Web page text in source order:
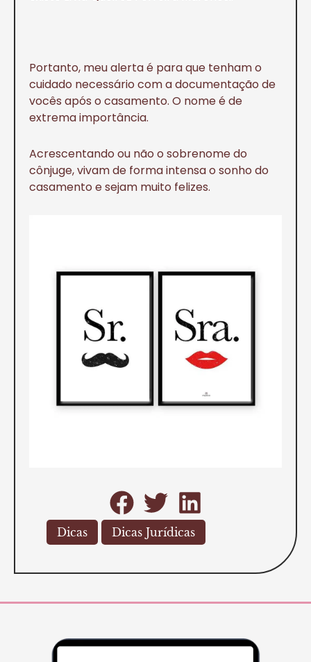
Portanto, meu alerta é para que tenham o
cuidado necessário com a documentação de
vocês após o casamento. O nome é de
extrema importância.
Acrescentando ou não o sobrenome do
cônjuge, vivam de forma intensa o sonho do
casamento e sejam muito felizes.
Dicas Dicas Jurídicas